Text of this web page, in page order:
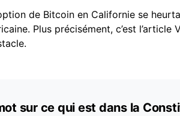
de Bitcoin en Californie se
Plus précisément, c’est l’article
sur ce qui est dans la